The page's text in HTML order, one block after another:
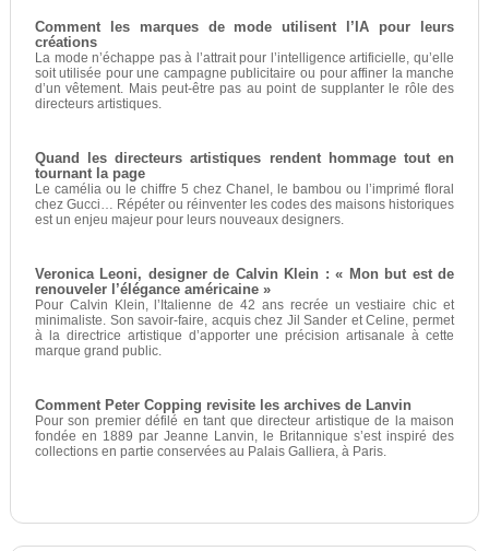
Comment les marques de mode utilisent l’IA pour leurs
créations
La mode n’échappe pas à l’attrait pour l’intelligence artificielle, qu’elle
soit utilisée pour une campagne publicitaire ou pour affiner la manche
d’un vêtement. Mais peut-être pas au point de supplanter le rôle des
directeurs artistiques.
Quand les directeurs artistiques rendent hommage tout en
tournant la page
Le camélia ou le chiffre 5 chez Chanel, le bambou ou l’imprimé floral
chez Gucci… Répéter ou réinventer les codes des maisons historiques
est un enjeu majeur pour leurs nouveaux designers.
Veronica Leoni, designer de Calvin Klein : « Mon but est de
renouveler l’élégance américaine »
Pour Calvin Klein, l’Italienne de 42 ans recrée un vestiaire chic et
minimaliste. Son savoir-faire, acquis chez Jil Sander et Celine, permet
à la directrice artistique d’apporter une précision artisanale à cette
marque grand public.
Comment Peter Copping revisite les archives de Lanvin
Pour son premier défilé en tant que directeur artistique de la maison
fondée en 1889 par Jeanne Lanvin, le Britannique s’est inspiré des
collections en partie conservées au Palais Galliera, à Paris.